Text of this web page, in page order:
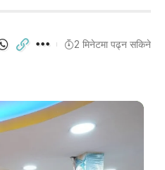
2 मिनेटमा पढ्न सकिने